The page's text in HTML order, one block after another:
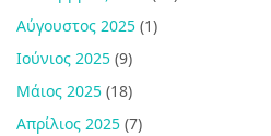
Αύγουστος 2025 (1)
Ιούνιος 2025 (9)
Μάιος 2025 (18)
Απρίλιος 2025 (7)